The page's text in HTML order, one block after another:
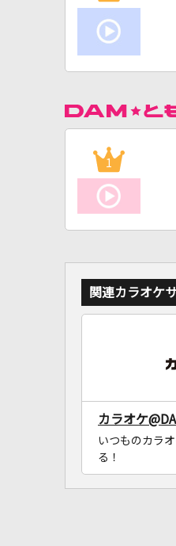
1
関連カラオケ
カラオケ
いつものカラ
る！